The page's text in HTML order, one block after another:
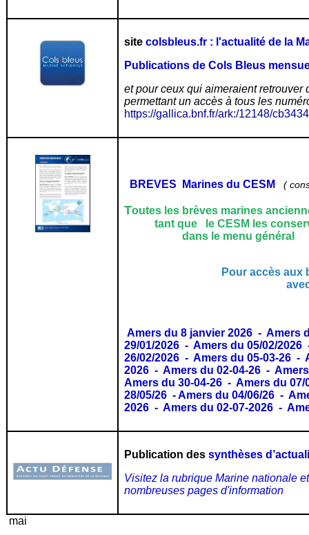
sitecolsbleus.fr : l'actualité de la
Publications deCols Bleus
et pour ceux qui aimeraient retrouver
permettant un accès à tous les
https://gallica.bnf.fr/ark:/12148/
BREVES Marines du CESM (
Toutes les brèves marines
tant que le CESM les
dans le menu
Pour accès
Amers du 8 janvier 2026 -Amers
29/01/2026 -Amers du 05/02/2026
26/02/2026 -Amers du 05-03-26 -
2026 -Amers du 02-04-26 -
Amers du 30-04-26 -Amers du 07/
28/05/26 -Amers du 04/06/26 -
2026 -Amers du 02-07-2026 -
Publication dessynthèses
Visitez la rubrique Marine nationale
nombreuses pages d'information
mai